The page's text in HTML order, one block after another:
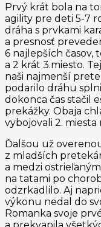
Prvý krát bola na
agility pre deti 5-7
dráha s prvkami
a presnosť
6 najlepších časov,
a 2 krát 3.miesto.
naši najmenší
podarilo dráhu
dokonca čas stačil
prekážky. Obaja
vybojovali 2.
Ďalšou už
z mladších
a medzi
na tatami po
odzrkadlilo. Aj
výkonu nedal do
Romanka svoje